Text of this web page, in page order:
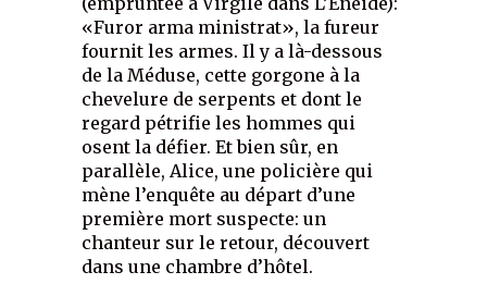
«Furor arma ministrat», la fureur
fournit les armes. Il y a là-dessous
de la Méduse, cette gorgone à la
chevelure de serpents et dont le
regard pétrifie les hommes qui
osent la défier. Et bien sûr, en
parallèle, Alice, une policière qui
mène l’enquête au départ d’une
première mort suspecte: un
chanteur sur le retour, découvert
dans une chambre d’hôtel.